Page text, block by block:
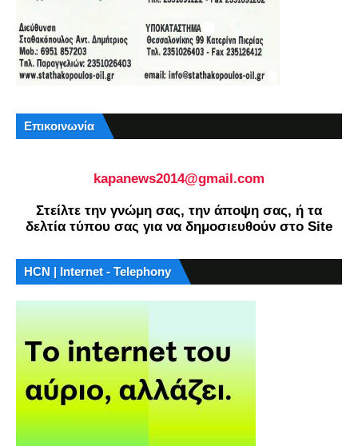
Επικοινωνία
kapanews2014@gmail.com
Στείλτε την γνώμη σας, την άποψη σας, ή τα
δελτία τύπου σας για να δημοσιευθούν στο Site
HCN | Internet - Telephony